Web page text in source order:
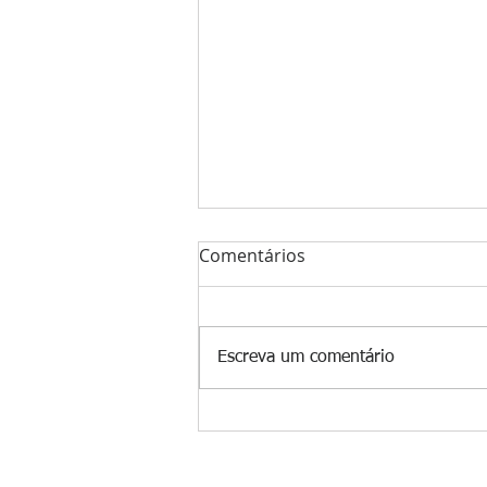
Comentários
Escreva um comentário